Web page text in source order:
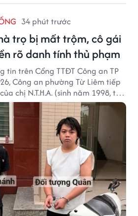
34 phút trước
trọ bị mất trộm, cô gái
rõ danh tính thủ phạm
tin trên Cổng TTĐT Công an TP
Công an phường Từ Liêm tiếp
chị N.T.H.A. (sinh năm 1998, trú
việc bị kẻ gian lấy trộm chiếc
tại khu nhà trọ nơi đang sinh